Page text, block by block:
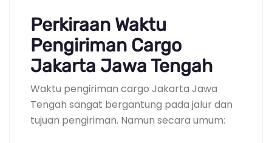
Perkiraan Waktu
Pengiriman Cargo
Jakarta Jawa Tengah
Waktu pengiriman cargo Jakarta Jawa
Tengah sangat bergantung pada jalur dan
tujuan pengiriman. Namun secara umum: